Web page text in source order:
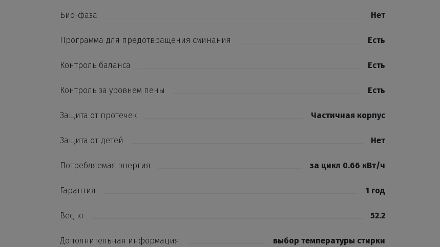
Био-фаза Нет
Программа для предотвращения сминания Есть
Контроль баланса Есть
Контроль за уровнем пены Есть
Защита от протечек Частичная корпус
Защита от детей Нет
Потребляемая энергия за цикл 0.66 кВт/ч
Гарантия 1 год
Вес, кг 52.2
Дополнительная информация выбор температуры стирки